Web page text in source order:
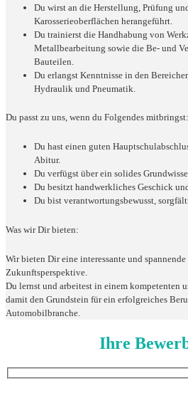
Du wirst an die Herstellung, Prüfung
Karosserieoberflächen herangeführt.
Du trainierst die Handhabung von
Metallbearbeitung sowie die Be- und
Bauteilen.
Du erlangst Kenntnisse in den
Hydraulik und Pneumatik.
Du passt zu uns, wenn du Folgendes mitbringst:
Du hast einen guten
Abitur.
Du verfügst über ein solides
Du besitzt handwerkliches Geschick
Du bist verantwortungsbewusst,
Was wir Dir bieten:
Wir bieten Dir eine interessante und
Zukunftsperspektive.
Du lernst und arbeitest in einem kompetenten
damit den Grundstein für ein erfolgreiches
Automobilbranche.
Ihre